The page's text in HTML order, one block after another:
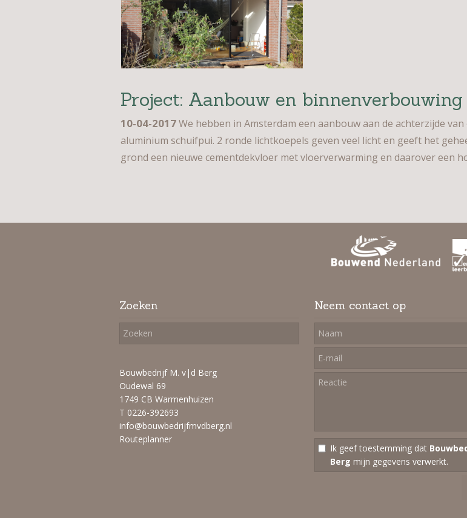
Project: Aanbouw en
10-04-2017We hebben in Amsterdam een aanbouw aan de achterzijde
aluminium schuifpui. 2 ronde lichtkoepels geven veel licht en geeft het
grond een nieuwe cementdekvloer met vloerverwarming en daarover een
Zoeken
Bouwbedrijf M. v|d Berg
Oudewal 69
1749 CB Warmenhuizen
T 0226-392693
info@bouwbedrijfmvdberg.nl
Routeplanner
Neem contact op
Ik geef toestemming dat
Berg mijn gegevens verwerkt.